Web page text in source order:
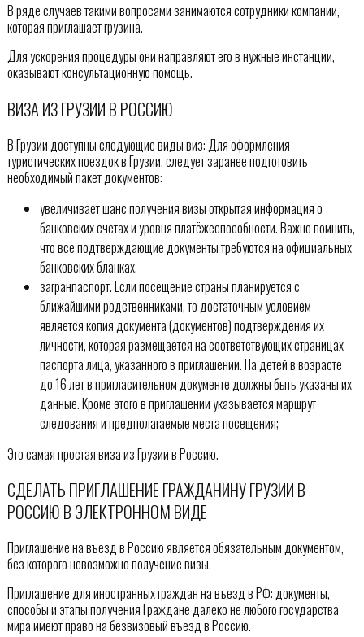
В ряде случаев такими вопросами занимаются сотрудники компании,
которая приглашает грузина.
Для ускорения процедуры они направляют его в нужные инстанции,
оказывают консультационную помощь.
ВИЗА ИЗ ГРУЗИИ В РОССИЮ
В Грузии доступны следующие виды виз: Для оформления
туристических поездок в Грузии, следует заранее подготовить
необходимый пакет документов:
увеличивает шанс получения визы открытая информация о
банковских счетах и уровня платёжеспособности. Важно помнить,
что все подтверждающие документы требуются на официальных
банковских бланках.
загранпаспорт. Если посещение страны планируется с
ближайшими родственниками, то достаточным условием
является копия документа (документов) подтверждения их
личности, которая размещается на соответствующих страницах
паспорта лица, указанного в приглашении. На детей в возрасте
до 16 лет в пригласительном документе должны быть указаны их
данные. Кроме этого в приглашении указывается маршрут
следования и предполагаемые места посещения;
Это самая простая виза из Грузии в Россию.
СДЕЛАТЬ ПРИГЛАШЕНИЕ ГРАЖДАНИНУ ГРУЗИИ В
РОССИЮ В ЭЛЕКТРОННОМ ВИДЕ
Приглашение на въезд в Россию является обязательным документом,
без которого невозможно получение визы.
Приглашение для иностранных граждан на въезд в РФ: документы,
способы и этапы получения Граждане далеко не любого государства
мира имеют право на безвизовый въезд в Россию.